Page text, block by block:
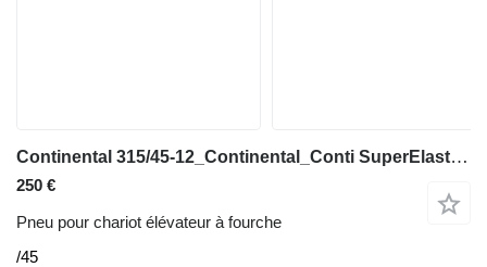
Continental 315/45-12_Continental_Conti SuperElastic CS20_Vollgummi_Staple
250 €
Pneu pour chariot élévateur à fourche
/45